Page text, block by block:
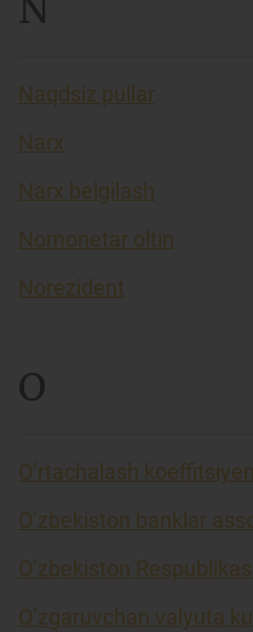
N
Naqdsiz pullar
Narx
Narx belgilash
Nomonetar oltin
Norezident
O
O’rtachalash
O’zbekiston banklar
O’zbekiston
O’zgaruvchan valyuta